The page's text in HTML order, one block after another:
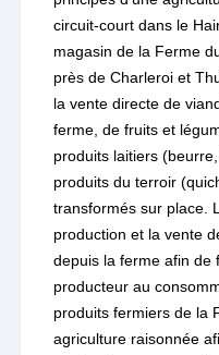
circuit-court dans le
magasin de la Ferme
près de Charleroi et
la vente directe de
ferme, de fruits et
produits laitiers
produits du terroir
transformés sur place.
production et la vente
depuis la ferme afin de
producteur au
produits fermiers de la
agriculture raisonnée